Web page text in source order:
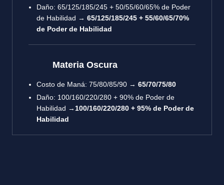
Daño: 65/125/185/245 + 50/55/60/65% de Poder
de Habilidad → 65/125/185/245 + 55/60/65/70%
de Poder de Habilidad
Materia Oscura
Costo de Maná: 75/80/85/90 → 65/70/75/80
Daño: 100/160/220/280 + 90% de Poder de
Habilidad → 100/160/220/280 + 95% de Poder de
Habilidad